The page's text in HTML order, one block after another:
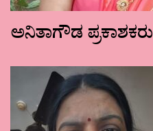
ಅನಿತಾಗೌಡ ಪ್ರಕಾಶಕರು